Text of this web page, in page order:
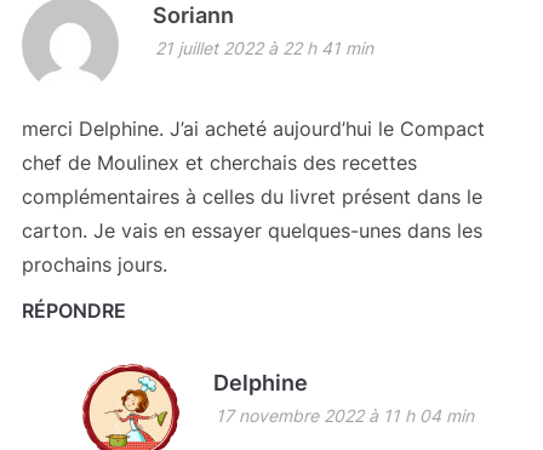
Soriann
21 juillet 2022 à 22 h 41 min
merci Delphine. J’ai acheté aujourd’hui le Compact
chef de Moulinex et cherchais des recettes
complémentaires à celles du livret présent dans le
carton. Je vais en essayer quelques-unes dans les
prochains jours.
RÉPONDRE
Delphine
17 novembre 2022 à 11 h 04 min